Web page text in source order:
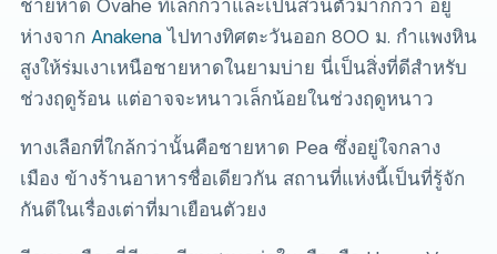
ชายหาด Ovahe ที่เล็กกว่าและเป็นส่วนตัวมากกว่า อยู่
ห่างจาก Anakenaไปทางทิศตะวันออก 800 ม. กำแพงหิน
สูงให้ร่มเงาเหนือชายหาดในยามบ่าย นี่เป็นสิ่งที่ดีสำหรับ
ช่วงฤดูร้อน แต่อาจจะหนาวเล็กน้อยในช่วงฤดูหนาว
ทางเลือกที่ใกล้กว่านั้นคือชายหาด Pea ซึ่งอยู่ใจกลาง
เมือง ข้างร้านอาหารชื่อเดียวกัน สถานที่แห่งนี้เป็นที่รู้จัก
กันดีในเรื่องเต่าที่มาเยือนตัวยง